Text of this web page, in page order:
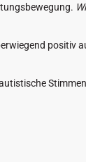
positiv